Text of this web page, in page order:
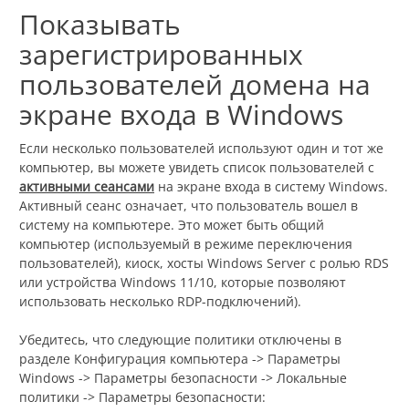
Показывать
зарегистрированных
пользователей домена на
экране входа в Windows
Если несколько пользователей используют один и тот же
компьютер, вы можете увидеть список пользователей с
активными сеансами на экране входа в систему Windows.
Активный сеанс означает, что пользователь вошел в
систему на компьютере. Это может быть общий
компьютер (используемый в режиме переключения
пользователей), киоск, хосты Windows Server с ролью RDS
или устройства Windows 11/10, которые позволяют
использовать несколько RDP-подключений).
Убедитесь, что следующие политики отключены в
разделе Конфигурация компьютера -> Параметры
Windows -> Параметры безопасности -> Локальные
политики -> Параметры безопасности: